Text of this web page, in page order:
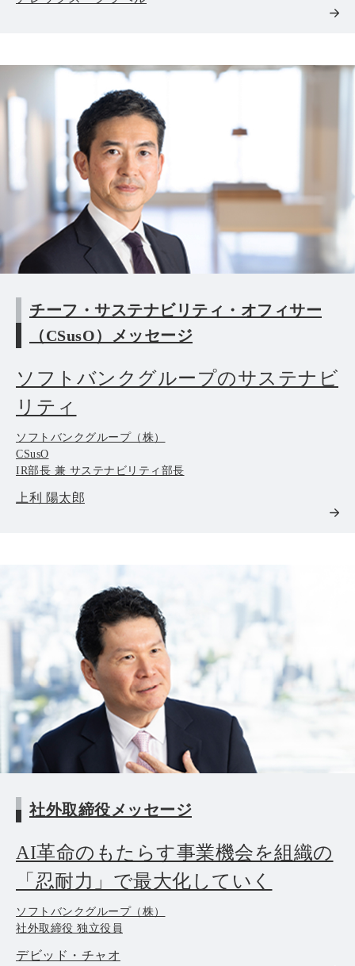
チーフ・サステナビリティ・オフィサー
（CSusO）メッセージ
ソフトバンクグループのサステナビ
リティ
ソフトバンクグループ（株）
CSusO
IR部長 兼 サステナビリティ部長
上利 陽太郎
社外取締役メッセージ
AI革命のもたらす事業機会を組織の
「忍耐力」で最大化していく
ソフトバンクグループ（株）
社外取締役 独立役員
デビッド・チャオ